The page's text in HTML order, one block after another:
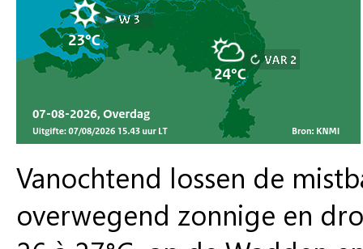
Vanochtend lossen de
overwegend zonnige en